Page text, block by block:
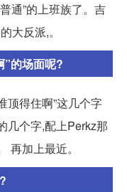
通”的上班族了。吉
大反派,。
”的场面呢?
顶得住啊”这几个字
几个字,配上Perkz那
再加上最近。